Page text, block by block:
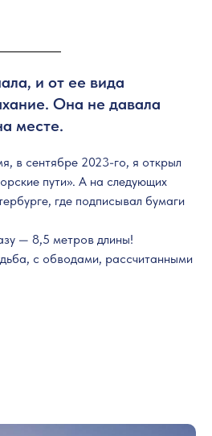
и от ее вида
Она не давала
месте.
в сентябре 2023-го, я открыл
пути». А на следующих
где подписывал бумаги
— 8,5 метров длины!
с обводами, рассчитанными